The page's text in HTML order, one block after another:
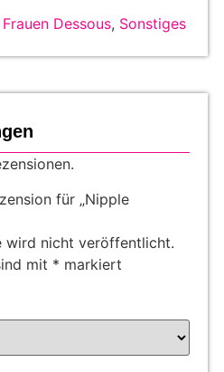
Frauen Dessous, Sonstiges
für „Nipple
wird nicht veröffentlicht.
mit * markiert